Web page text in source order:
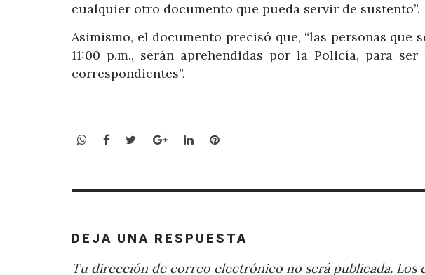
cualquier otro documento que pueda servir de sustento”.
Asimismo, el documento precisó que, “las personas que
11:00 p.m., serán aprehendidas por la Policía, para
correspondientes”.
WhatsApp
Facebook
TwitterGoogle+LinkedInPinterest
DEJA UNA RESPUESTA
Tu dirección de correo electrónico no será publicada. Los